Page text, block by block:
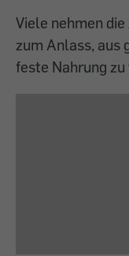
Viele nehmen
zum Anlass, aus
feste Nahrung